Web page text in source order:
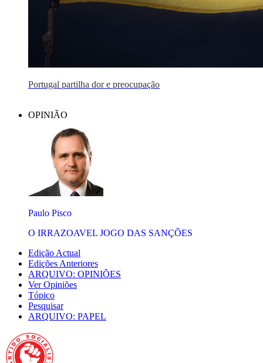
Portugal partilha dor e preocupação
OPINIÃO
Paulo Pisco
O IRRAZOAVEL JOGO DAS SANÇÕES
Edição Actual
Edições Anteriores
ARQUIVO: OPINIÕES
Ver Opiniões
Tópico
Pesquisar
ARQUIVO: PAPEL